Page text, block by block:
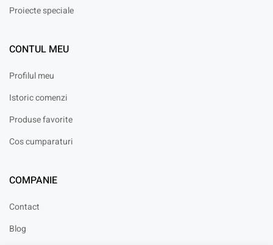
Proiecte speciale
CONTUL MEU
Profilul meu
Istoric comenzi
Produse favorite
Cos cumparaturi
COMPANIE
Contact
Blog